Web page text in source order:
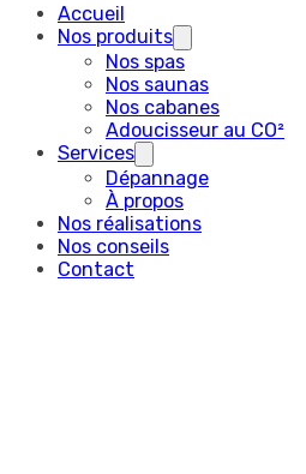
Accueil
Nos produits
Nos spas
Nos saunas
Nos cabanes
Adoucisseur au CO²
Services
Dépannage
À propos
Nos réalisations
Nos conseils
Contact